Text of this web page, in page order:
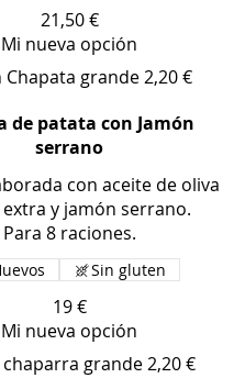
21,50 €
Mi nueva opción
Chapata grande2,20 €
de patata con Jamón
serrano
con aceite de oliva
y jamón serrano.
Para 8 raciones.
19 €
Sin gluten
Mi nueva opción
chaparra grande2,20 €